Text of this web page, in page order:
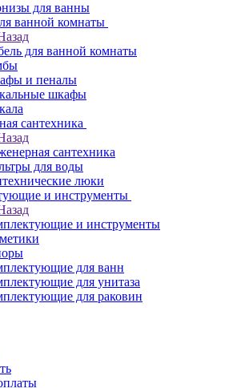
для ванны
ванной комнаты
для ванной комнаты
и пеналы
шкафы
сантехника
сантехника
для воды
люки
и инструменты
и инструменты
для ванн
для унитаза
для раковин